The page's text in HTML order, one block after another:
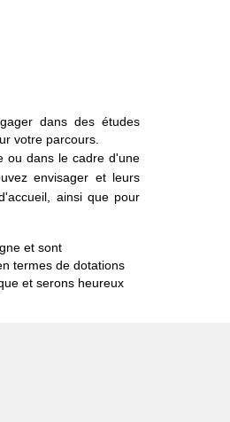
dans des études
votre parcours.
ou dans le cadre d'une
envisager et leurs
ainsi que pour
et sont
termes de dotations
et serons heureux